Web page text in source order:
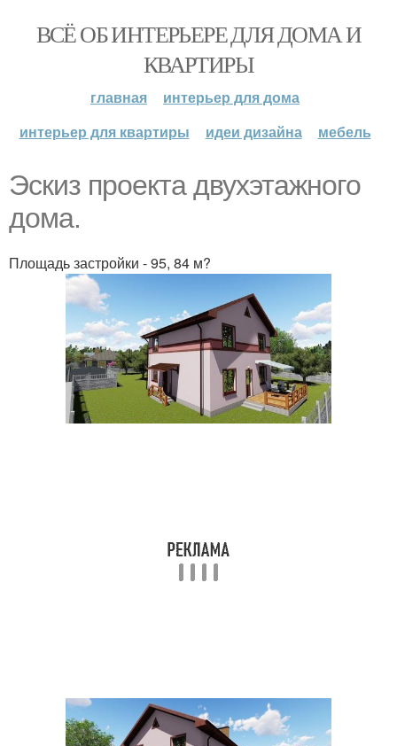
ВСЁ ОБ ИНТЕРЬЕРЕ ДЛЯ ДОМА И
КВАРТИРЫ
главная
интерьер для дома
интерьер для квартиры
идеи дизайна мебель
Эскиз проекта двухэтажного
дома.
Площадь застройки - 95, 84 м?